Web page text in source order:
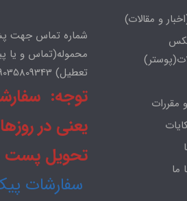
و مقالات)
مقررات
ما
شماره تماس جهت
تعطیل) 09035809343
یعنی در
تحویل پست